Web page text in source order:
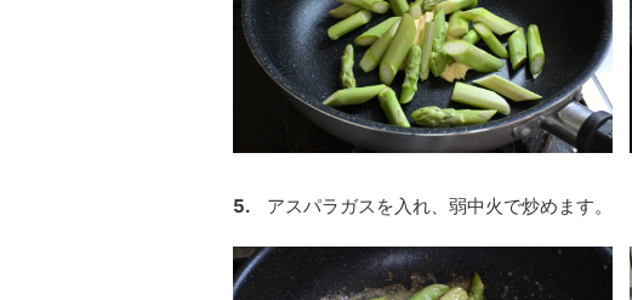
5. アスパラガスを入れ、弱中火で炒めます。